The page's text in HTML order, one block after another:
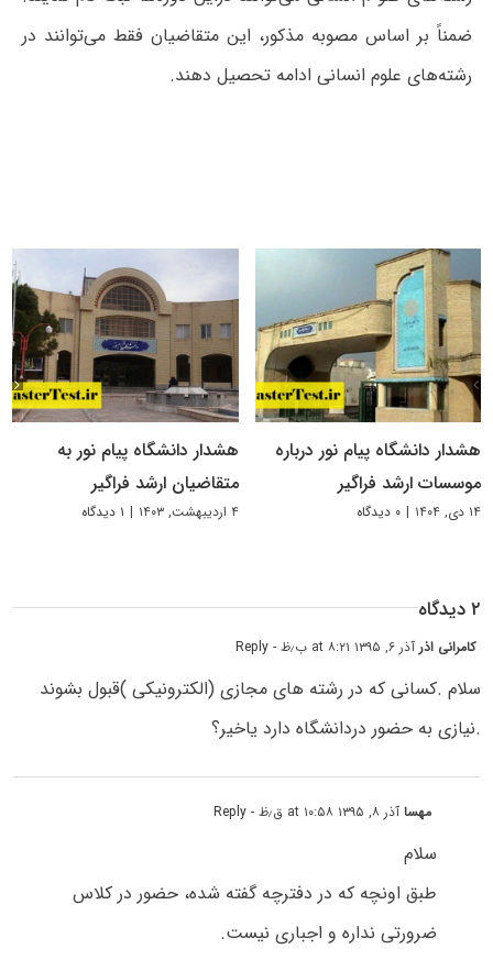
ضمناً بر اساس مصوبه مذکور، این متقاضیان فقط می‌توانند در
رشته‌های علوم انسانی ادامه تحصیل دهند.
هشدار دانشگاه پیام نور درباره
موسسات ارشد فراگیر
۱۴ دی, ۱۴۰۴ | ۰ دیدگاه
هشدار دانشگاه پیام نور به
متقاضیان ارشد فراگیر
۴ اردیبهشت, ۱۴۰۳ | ۱ دیدگاه
۲ دیدگاه
کامرانی اذرآذر ۶, ۱۳۹۵ at ۸:۲۱ ب٫ظ - Reply
سلام .کسانی که در رشته های مجازی (الکترونیکی )قبول بشوند
.نیازی به حضور دردانشگاه دارد یاخیر؟
مهساآذر ۸, ۱۳۹۵ at ۱۰:۵۸ ق٫ظ - Reply
سلام
طبق اونچه که در دفترچه گفته شده، حضور در کلاس
ضرورتی نداره و اجباری نیست.